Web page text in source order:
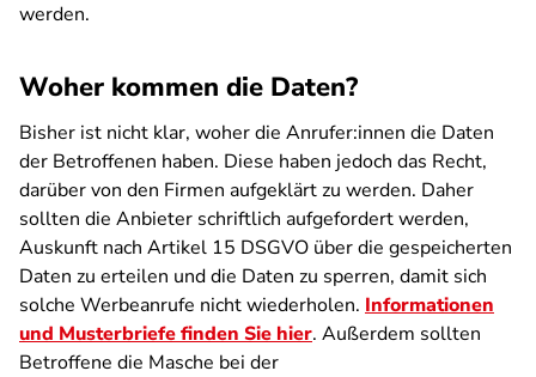
werden.
Woher kommen die Daten?
Bisher ist nicht klar, woher die Anrufer:innen die Daten
der Betroffenen haben. Diese haben jedoch das Recht,
darüber von den Firmen aufgeklärt zu werden. Daher
sollten die Anbieter schriftlich aufgefordert werden,
Auskunft nach Artikel 15 DSGVO über die gespeicherten
Daten zu erteilen und die Daten zu sperren, damit sich
solche Werbeanrufe nicht wiederholen. Informationen
und Musterbriefe finden Sie hier. Außerdem sollten
Betroffene die Masche bei der